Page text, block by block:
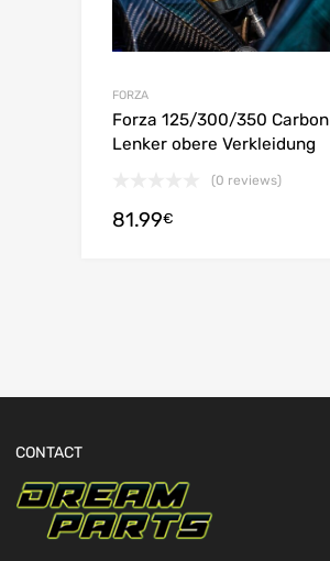
FORZA
Forza 125/300/350 Carbon
Lenker obere Verkleidung
(0 reviews)
81.99€
CONTACT